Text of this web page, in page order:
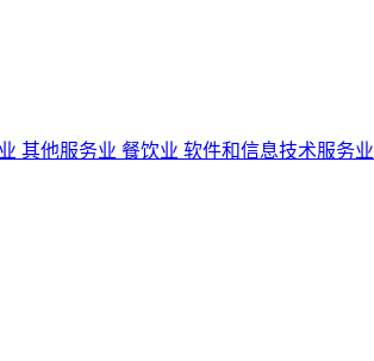
其他服务业 餐饮业 软件和信息技术服务业